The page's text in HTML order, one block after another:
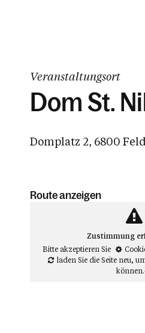
Veranstaltungsort
Dom St.
Domplatz 2, 6800
Route anzeigen
Zustimmung
Bitte akzeptieren Sie
laden Sie die Seite neu,